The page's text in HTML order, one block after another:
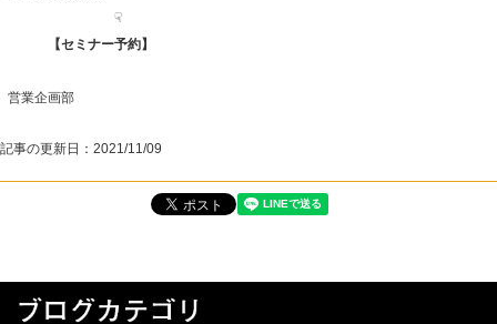
☟
【セミナー予約】
営業企画部
記事の更新日： 2021/11/09